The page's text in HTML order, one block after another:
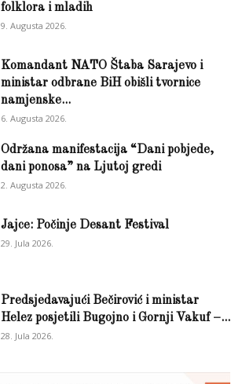
folklora i mladih
9. Augusta 2026.
Komandant NATO Štaba Sarajevo i
ministar odbrane BiH obišli tvornice
namjenske...
6. Augusta 2026.
Održana manifestacija “Dani pobjede,
dani ponosa” na Ljutoj gredi
2. Augusta 2026.
Jajce: Počinje Desant Festival
29. Jula 2026.
Predsjedavajući Bečirović i ministar
Helez posjetili Bugojno i Gornji Vakuf –...
28. Jula 2026.